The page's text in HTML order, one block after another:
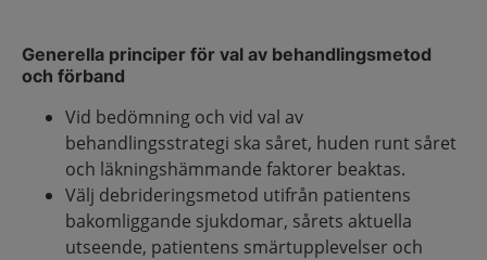
Generella principer för val av behandlingsmetod
och förband
Vid bedömning och vid val av
behandlingsstrategi ska såret, huden runt såret
och läkningshämmande faktorer beaktas.
Välj debrideringsmetod utifrån patientens
bakomliggande sjukdomar, sårets aktuella
utseende, patientens smärtupplevelser och